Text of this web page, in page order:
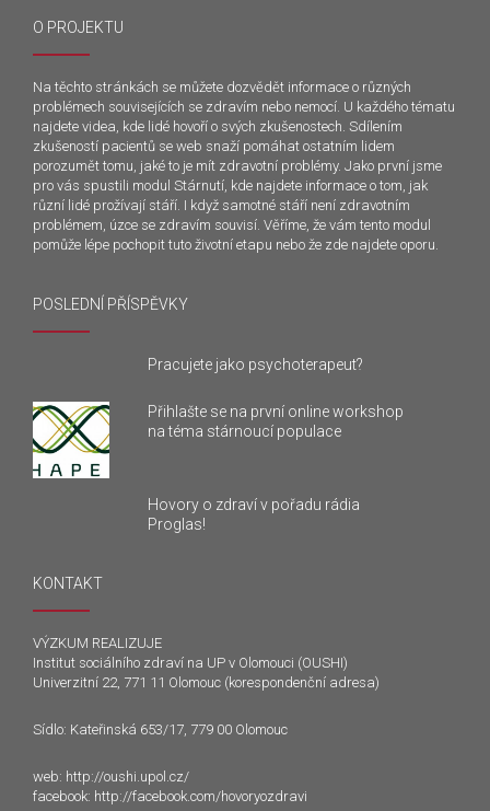
O PROJEKTU
Na těchto stránkách se můžete dozvědět informace o různých
problémech souvisejících se zdravím nebo nemocí. U každého tématu
najdete videa, kde lidé hovoří o svých zkušenostech. Sdílením
zkušeností pacientů se web snaží pomáhat ostatním lidem
porozumět tomu, jaké to je mít zdravotní problémy. Jako první jsme
pro vás spustili modul Stárnutí, kde najdete informace o tom, jak
různí lidé prožívají stáří. I když samotné stáří není zdravotním
problémem, úzce se zdravím souvisí. Věříme, že vám tento modul
pomůže lépe pochopit tuto životní etapu nebo že zde najdete oporu.
POSLEDNÍ PŘÍSPĚVKY
Pracujete jako psychoterapeut?
Přihlašte se na první online workshop
na téma stárnoucí populace
Hovory o zdraví v pořadu rádia
Proglas!
KONTAKT
VÝZKUM REALIZUJE
Institut sociálního zdraví na UP v Olomouci (OUSHI)
Univerzitní 22, 771 11 Olomouc (korespondenční adresa)
Sídlo: Kateřinská 653/17, 779 00 Olomouc
web: http://oushi.upol.cz/
facebook: http://facebook.com/hovoryozdravi